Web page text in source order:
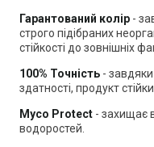
Гарантований колір -
строго підібраних
стійкості до зовнішніх
100% Точність -
здатності, продукт
Myco Protect - захищає
водоростей.